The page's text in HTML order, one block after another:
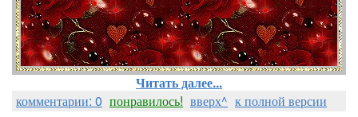
Читать далее...
комментарии: 0 понравилось! вверх^ к полной версии